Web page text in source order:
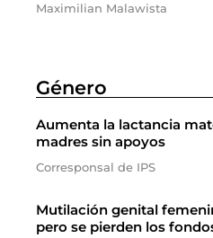
Maximilian Malawista
Género
Aumenta la lactancia
madres sin apoyos
Corresponsal de IPS
Mutilación genital
pero se pierden los